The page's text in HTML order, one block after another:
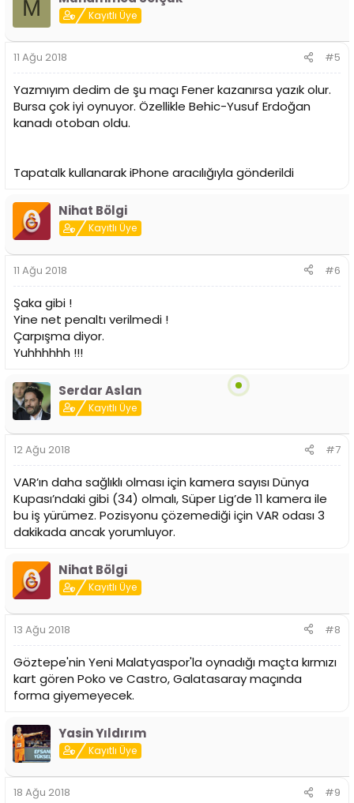
M Kayıtlı Üye
11 Ağu 2018 #5
Yazmıyım dedim de şu maçı Fener kazanırsa yazık olur.
Bursa çok iyi oynuyor. Özellikle Behic-Yusuf Erdoğan
kanadı otoban oldu.
Tapatalk kullanarak iPhone aracılığıyla gönderildi
Nihat Bölgi
Kayıtlı Üye
11 Ağu 2018 #6
Şaka gibi !
Yine net penaltı verilmedi !
Çarpışma diyor.
Yuhhhhhh !!!
Serdar Aslan
Kayıtlı Üye
12 Ağu 2018 #7
VAR’ın daha sağlıklı olması için kamera sayısı Dünya
Kupası’ndaki gibi (34) olmalı, Süper Lig’de 11 kamera ile
bu iş yürümez. Pozisyonu çözemediği için VAR odası 3
dakikada ancak yorumluyor.
Nihat Bölgi
Kayıtlı Üye
13 Ağu 2018 #8
Göztepe'nin Yeni Malatyaspor'la oynadığı maçta kırmızı
kart gören Poko ve Castro, Galatasaray maçında
forma giyemeyecek.
Yasin Yıldırım
Kayıtlı Üye
18 Ağu 2018 #9